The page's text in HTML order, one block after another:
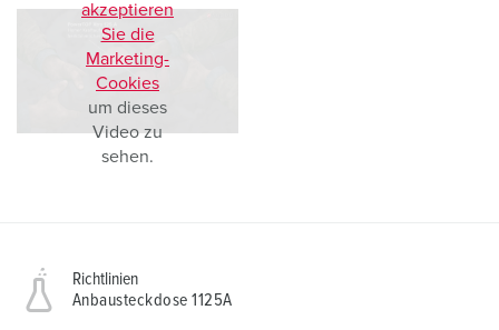
akzeptieren
Sie die
Marketing-
Cookies
um dieses
Video zu
sehen.
Richtlinien
Anbausteckdose 1125A